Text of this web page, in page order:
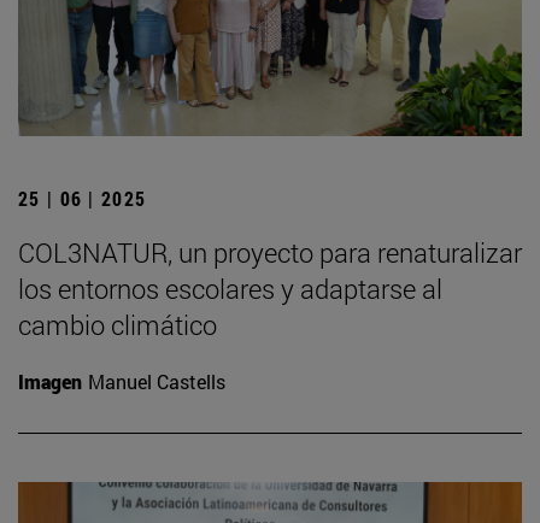
25 | 06 | 2025
COL3NATUR, un proyecto para renaturalizar
los entornos escolares y adaptarse al
cambio climático
Imagen Manuel Castells